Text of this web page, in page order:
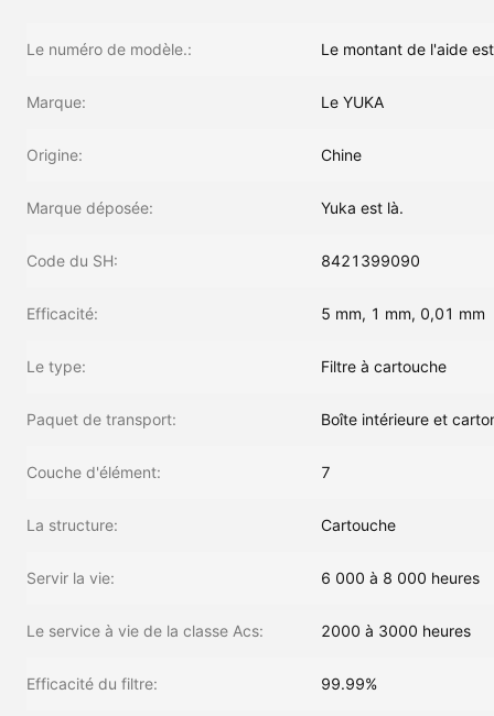
Le numéro de modèle.: Le montant de l'aide
Marque: Le YUKA
Origine: Chine
Marque déposée: Yuka est là.
Code du SH: 8421399090
Efficacité: 5 mm, 1 mm, 0,01 mm
Le type: Filtre à cartouche
Paquet de transport: Boîte intérieure et
Couche d'élément: 7
La structure: Cartouche
Servir la vie: 6 000 à 8 000 heures
Le service à vie de la classe Acs: 2000 à 3000 heures
Efficacité du filtre: 99.99%